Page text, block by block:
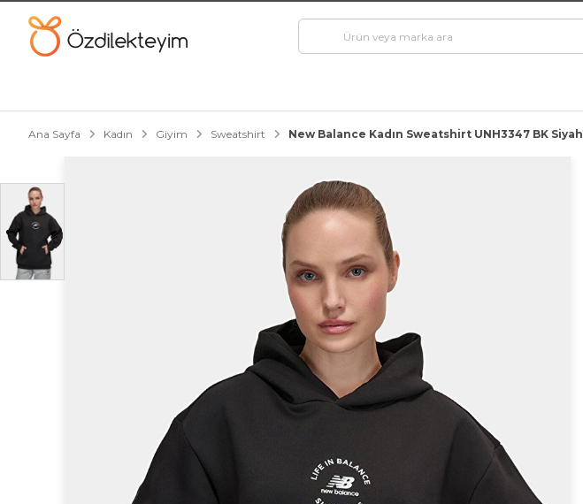
Ana Sayfa Kadın Giyim Sweatshirt New Balance Kadın Sweatshirt UNH3347 BK Siyah